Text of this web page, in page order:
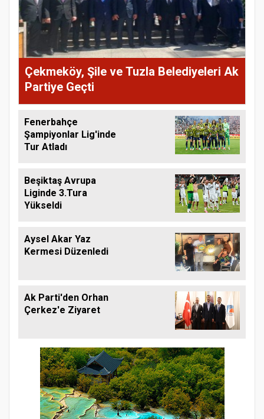
Çekmeköy, Şile ve Tuzla Belediyeleri Ak
Partiye Geçti
Fenerbahçe
Şampiyonlar Lig'inde
Tur Atladı
Beşiktaş Avrupa
Liginde 3.Tura
Yükseldi
Aysel Akar Yaz
Kermesi Düzenledi
Ak Parti'den Orhan
Çerkez'e Ziyaret